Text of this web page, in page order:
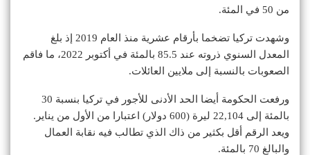
من 50 في المئة.
وشهدت تركيا تضخما بأرقام عشرية منذ العام 2019 إذ بلغ
المعدل السنوي ذروته عند 85.5 بالمئة في أكتوبر 2022، ما فاقم
الصعوبات بالنسبة إلى ملايين العائلات.
ورفعت الحكومة أيضا الحد الأدنى للأجور في تركيا بنسبة 30
بالمئة إلى 22,104 ليرة (600 دولار) اعتبارا من الأول من يناير.
ويعد الرقم أقل بكثير من ذاك الذي تطالب فيه نقابة العمال
والبالغ 70 بالمئة.